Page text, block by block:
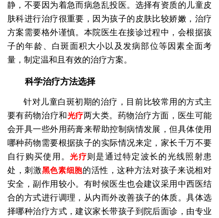
静，不要因为着急而病急乱投医。选择有资质的儿童皮
肤科进行治疗很重要，因为孩子的皮肤比较娇嫩，治疗
方案需要格外谨慎。本院医生在接诊过程中，会根据孩
子的年龄、白斑面积大小以及发病部位等因素全面考
量，制定温和且有效的治疗方案。
科学治疗方法选择
针对儿童白斑初期的治疗，目前比较常用的方式主
要有药物治疗和光疗两大类。药物治疗方面，医生可能
会开具一些外用药膏来帮助控制病情发展，但具体使用
哪种药物需要根据孩子的实际情况来定，家长千万不要
自行购买使用。光疗则是通过特定波长的光线照射患
处，刺激黑色素细胞的活性，这种方法对孩子来说相对
安全，副作用较小。有时候医生也会建议采用中西医结
合的方式进行调理，从内而外改善孩子的体质。具体选
择哪种治疗方式，建议家长带孩子到院后面诊，由专业